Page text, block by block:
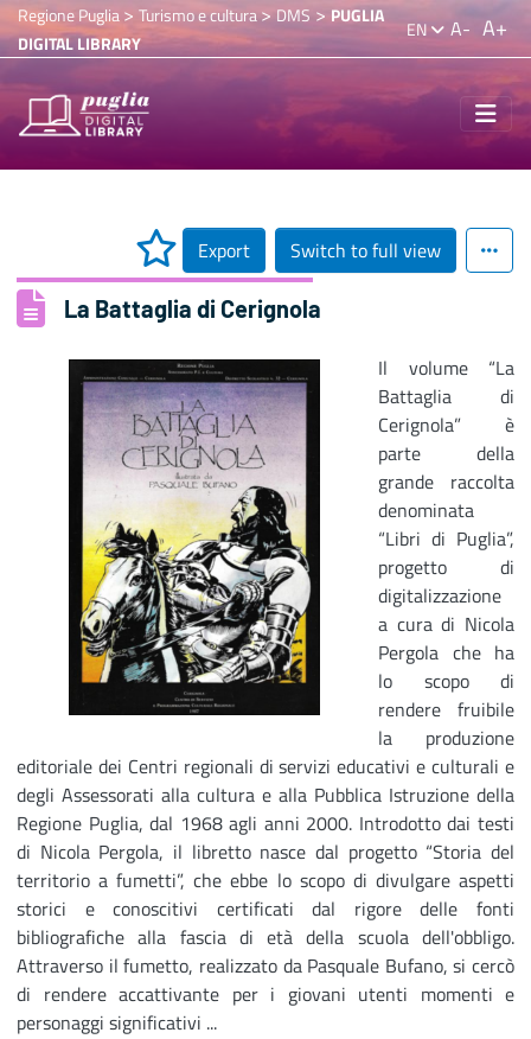
Regione Puglia> Turismo e cultura>DMS > PUGLIA
DIGITAL LIBRARY
EN A- A+
Export Switch to full view
La Battaglia di Cerignola
Il volume “La
Battaglia di
Cerignola” è
parte della
grande raccolta
denominata
“Libri di Puglia”,
progetto di
digitalizzazione
a cura di Nicola
Pergola che ha
lo scopo di
rendere fruibile
la produzione
editoriale dei Centri regionali di servizi educativi e culturali e
degli Assessorati alla cultura e alla Pubblica Istruzione della
Regione Puglia, dal 1968 agli anni 2000. Introdotto dai testi
di Nicola Pergola, il libretto nasce dal progetto “Storia del
territorio a fumetti”, che ebbe lo scopo di divulgare aspetti
storici e conoscitivi certificati dal rigore delle fonti
bibliografiche alla fascia di età della scuola dell'obbligo.
Attraverso il fumetto, realizzato da Pasquale Bufano, si cercò
di rendere accattivante per i giovani utenti momenti e
personaggi significativi ...